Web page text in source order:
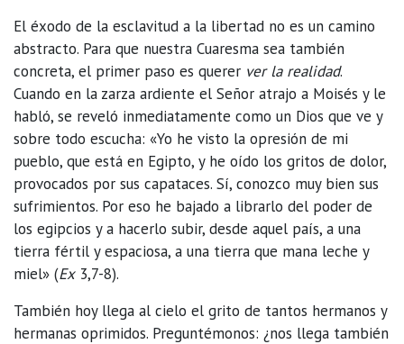
El éxodo de la esclavitud a la libertad no es un camino
abstracto. Para que nuestra Cuaresma sea también
concreta, el primer paso es querer ver la realidad.
Cuando en la zarza ardiente el Señor atrajo a Moisés y le
habló, se reveló inmediatamente como un Dios que ve y
sobre todo escucha: «Yo he visto la opresión de mi
pueblo, que está en Egipto, y he oído los gritos de dolor,
provocados por sus capataces. Sí, conozco muy bien sus
sufrimientos. Por eso he bajado a librarlo del poder de
los egipcios y a hacerlo subir, desde aquel país, a una
tierra fértil y espaciosa, a una tierra que mana leche y
miel» (Ex3,7-8).
También hoy llega al cielo el grito de tantos hermanos y
hermanas oprimidos. Preguntémonos: ¿nos llega también